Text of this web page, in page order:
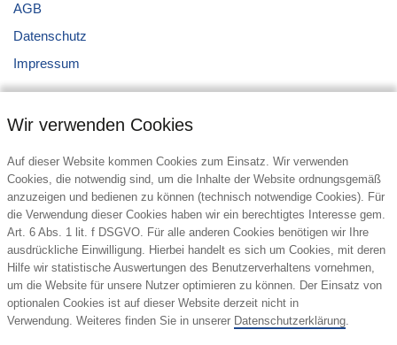
AGB
Datenschutz
Impressum
Kontakt
Howorka Werbeartikel GmbH
Klobweg 9a
1220 Wien
Österreich
Tel.: +43 1 21190-0
Wir verwenden Cookies
Auf dieser Website kommen Cookies zum Einsatz. Wir verwenden
Cookies, die notwendig sind, um die Inhalte der Website ordnungsgemäß
anzuzeigen und bedienen zu können (technisch notwendige Cookies). Für
die Verwendung dieser Cookies haben wir ein berechtigtes Interesse gem.
Art. 6 Abs. 1 lit. f DSGVO. Für alle anderen Cookies benötigen wir Ihre
ausdrückliche Einwilligung. Hierbei handelt es sich um Cookies, mit deren
Hilfe wir statistische Auswertungen des Benutzerverhaltens vornehmen,
um die Website für unsere Nutzer optimieren zu können. Der Einsatz von
optionalen Cookies ist auf dieser Website derzeit nicht in
Verwendung. Weiteres finden Sie in unserer Datenschutzerklärung.